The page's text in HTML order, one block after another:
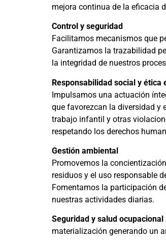
mejora continua de la eficacia
Control y seguridad
Facilitamos mecanismos que
Garantizamos la trazabilidad
la integridad de nuestros
Responsabilidad social y ética
Impulsamos una actuación
que favorezcan la diversidad y
trabajo infantil y otras
respetando los derechos
Gestión ambiental
Promovemos la
residuos y el uso responsable
Fomentamos la participación
nuestras actividades diarias.
Seguridad y salud ocupacional
materialización generando un